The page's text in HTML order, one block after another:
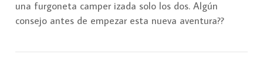
una furgoneta camper izada solo los dos. Algún
consejo antes de empezar esta nueva aventura??